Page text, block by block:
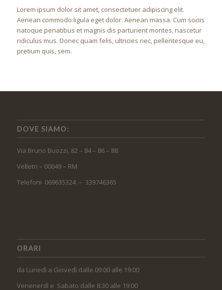
Lorem ipsum dolor sit amet, consectetuer adipiscing elit.
Aenean commodo ligula eget dolor. Aenean massa. Cum sociis
natoque penatibus et magnis dis parturient montes, nascetur
ridiculus mus. Donec quam felis, ultricies nec, pellentesque eu,
pretium quis, sem.
DOVE SIAMO:
Via Bruno Buozzi, 82 – 84 – 86 – 88
Velletri – 00049 – RM
Telefoni 069635324 – 339746365
ORARI
da Lunedì a Giovedì dalle 09:00 alle 19:00
Venenerdì e Sabato dalle 8:30 alle 19:00